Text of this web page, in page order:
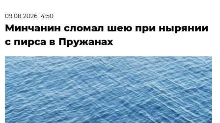
09.08.2026 14:50
Минчанин сломал шею при нырянии
с пирса в Пружанах